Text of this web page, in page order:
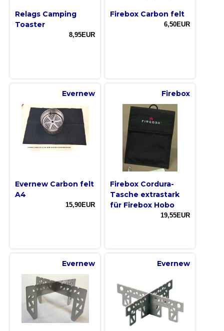
Relags Camping
Toaster
8,95EUR
Firebox Carbon felt
6,50EUR
Evernew
Evernew Carbon felt
A4
15,90EUR
Firebox
Firebox Cordura-
Tasche extrastark
für Firebox Hobo
19,55EUR
Evernew Evernew